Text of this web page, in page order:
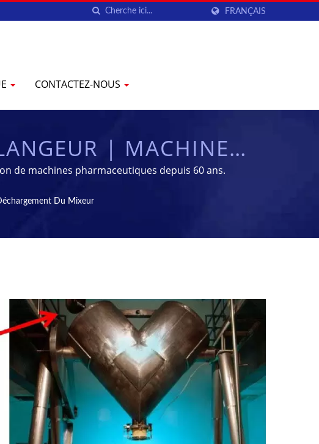
FRANÇAIS
CONTACTEZ-NOUS
| MACHINES
- ÉQUIPEMENT DE
| YENCHEN
de machines pharmaceutiques depuis 60 ans.
Du Mixeur